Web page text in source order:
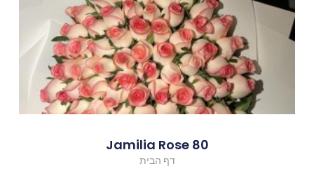
80 Jamilia Rose
דף הבית